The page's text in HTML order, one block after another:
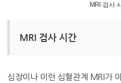
MRI 검사
MRI 검사 시간
심장이나 이런 심혈관계 MRI가